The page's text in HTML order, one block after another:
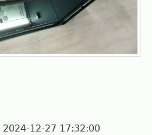
2024-12-27 17:32:00